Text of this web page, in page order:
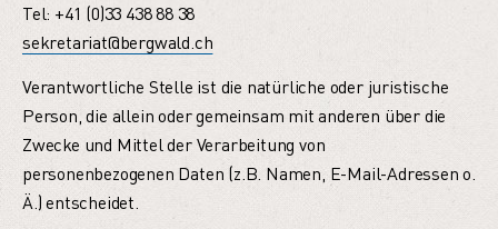
Tel: +41 (0)33 438 88 38
sekretariat@bergwald.ch
Verantwortliche Stelle ist die natürliche oder juristische
Person, die allein oder gemeinsam mit anderen über die
Zwecke und Mittel der Verarbeitung von
personenbezogenen Daten (z.B. Namen, E-Mail-Adressen o.
Ä.) entscheidet.